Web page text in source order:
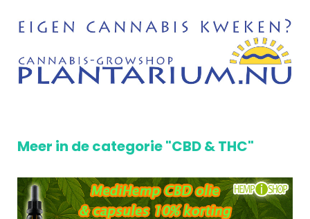
Meer in de categorie "CBD & THC"